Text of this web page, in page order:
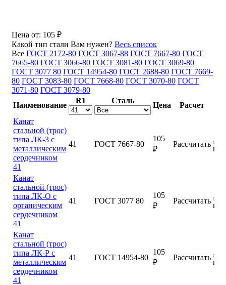
Цена от: 105 ₽
Какой тип стали Вам нужен? Весь список
Все ГОСТ 2172-80 ГОСТ 3067-88 ГОСТ 7667-80 ГОСТ
7665-80 ГОСТ 3066-80 ГОСТ 3081-80 ГОСТ 3069-80
ГОСТ 3077 80 ГОСТ 14954-80 ГОСТ 2688-80 ГОСТ 7669-
80 ГОСТ 3083-80 ГОСТ 7668-80 ГОСТ 3070-80 ГОСТ
3071-80 ГОСТ 3079-80
Наименование
R1 Сталь
Цена
Расчет
Канат
стальной (трос)
типа ЛК-3 с
металлическим
сердечником
41
41 ГОСТ 7667-80
105
₽
Рассчитать
Канат
стальной (трос)
типа ЛК-О с
органическим
сердечником
41
41 ГОСТ 3077 80
105
₽
Рассчитать
Канат
стальной (трос)
типа ЛК-Р с
металлическим
сердечником
41
41 ГОСТ 14954-80
105
₽
Рассчитать